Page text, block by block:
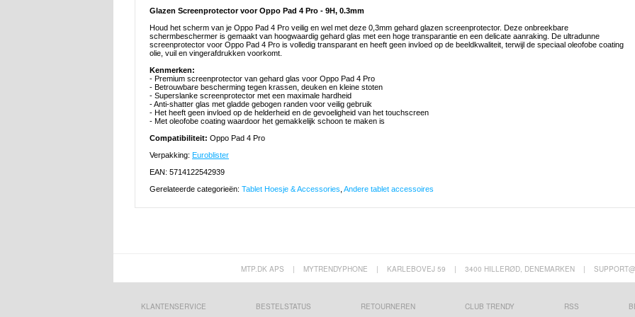
Glazen Screenprotector voor Oppo Pad 4 Pro - 9H, 0.3mm
Houd het scherm van je Oppo Pad 4 Pro veilig en wel met deze 0,3mm gehard glazen screenprotector. Deze onbreekbare
schermbeschermer is gemaakt van hoogwaardig gehard glas met een hoge transparantie en een delicate aanraking. De ultradunne
screenprotector voor Oppo Pad 4 Pro is volledig transparant en heeft geen invloed op de beeldkwaliteit, terwijl de speciaal oleofobe coating
olie, vuil en vingerafdrukken voorkomt.
Kenmerken:
- Premium screenprotector van gehard glas voor Oppo Pad 4 Pro
- Betrouwbare bescherming tegen krassen, deuken en kleine stoten
- Superslanke screenprotector met een maximale hardheid
- Anti-shatter glas met gladde gebogen randen voor veilig gebruik
- Het heeft geen invloed op de helderheid en de gevoeligheid van het touchscreen
- Met oleofobe coating waardoor het gemakkelijk schoon te maken is
Compatibiliteit: Oppo Pad 4 Pro
Verpakking: Euroblister
EAN: 5714122542939
Gerelateerde categorieën: Tablet Hoesje & Accessories Andere tablet accessoires
MTP.DK APS | MYTRENDYPHONE | KARLEBOVEJ 59 | 3400 HILLERØD, DENEMARKEN |
KLANTENSERVICE BESTELSTATUS RETOURNEREN CLUB TRENDY RSS